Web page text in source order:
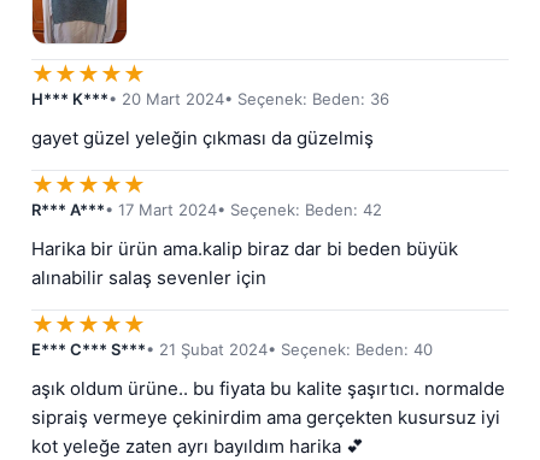
★★★★★
H*** K***• 20 Mart 2024• Seçenek: Beden: 36
gayet güzel yeleğin çıkması da güzelmiş
★★★★★
R*** A***• 17 Mart 2024• Seçenek: Beden: 42
Harika bir ürün ama.kalip biraz dar bi beden büyük
alınabilir salaş sevenler için
★★★★★
E*** C*** S***• 21 Şubat 2024• Seçenek: Beden: 40
aşık oldum ürüne.. bu fiyata bu kalite şaşırtıcı. normalde
sipraiş vermeye çekinirdim ama gerçekten kusursuz iyi
kot yeleğe zaten ayrı bayıldım harika 💕